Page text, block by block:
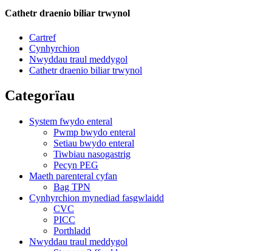
Cathetr draenio biliar trwynol
Cartref
Cynhyrchion
Nwyddau traul meddygol
Cathetr draenio biliar trwynol
Categorïau
System fwydo enteral
Pwmp bwydo enteral
Setiau bwydo enteral
Tiwbiau nasogastrig
Pecyn PEG
Maeth parenteral cyfan
Bag TPN
Cynhyrchion mynediad fasgwlaidd
CVC
PICC
Porthladd
Nwyddau traul meddygol